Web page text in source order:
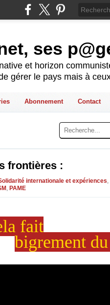
ses
et horizon
gérer le pays mais à
Abonnement Contact
frontières :
internationale et expériences
PAME
fait
bigrement